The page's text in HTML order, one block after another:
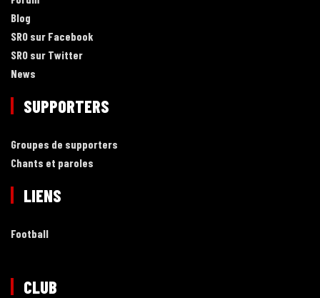
Blog
SRO sur Facebook
SRO sur Twitter
News
SUPPORTERS
Groupes de supporters
Chants et paroles
LIENS
Football
CLUB